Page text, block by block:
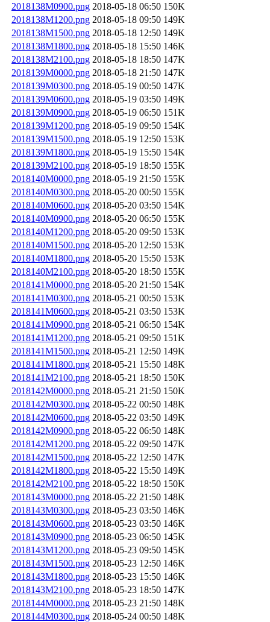
2018138M0900.png 2018-05-18 06:50 150K
2018138M1200.png 2018-05-18 09:50 149K
2018138M1500.png 2018-05-18 12:50 149K
2018138M1800.png 2018-05-18 15:50 146K
2018138M2100.png 2018-05-18 18:50 147K
2018139M0000.png 2018-05-18 21:50 147K
2018139M0300.png 2018-05-19 00:50 147K
2018139M0600.png 2018-05-19 03:50 149K
2018139M0900.png 2018-05-19 06:50 151K
2018139M1200.png 2018-05-19 09:50 154K
2018139M1500.png 2018-05-19 12:50 153K
2018139M1800.png 2018-05-19 15:50 154K
2018139M2100.png 2018-05-19 18:50 155K
2018140M0000.png 2018-05-19 21:50 155K
2018140M0300.png 2018-05-20 00:50 155K
2018140M0600.png 2018-05-20 03:50 154K
2018140M0900.png 2018-05-20 06:50 155K
2018140M1200.png 2018-05-20 09:50 153K
2018140M1500.png 2018-05-20 12:50 153K
2018140M1800.png 2018-05-20 15:50 153K
2018140M2100.png 2018-05-20 18:50 155K
2018141M0000.png 2018-05-20 21:50 154K
2018141M0300.png 2018-05-21 00:50 153K
2018141M0600.png 2018-05-21 03:50 153K
2018141M0900.png 2018-05-21 06:50 154K
2018141M1200.png 2018-05-21 09:50 151K
2018141M1500.png 2018-05-21 12:50 149K
2018141M1800.png 2018-05-21 15:50 148K
2018141M2100.png 2018-05-21 18:50 150K
2018142M0000.png 2018-05-21 21:50 150K
2018142M0300.png 2018-05-22 00:50 148K
2018142M0600.png 2018-05-22 03:50 149K
2018142M0900.png 2018-05-22 06:50 148K
2018142M1200.png 2018-05-22 09:50 147K
2018142M1500.png 2018-05-22 12:50 147K
2018142M1800.png 2018-05-22 15:50 149K
2018142M2100.png 2018-05-22 18:50 150K
2018143M0000.png 2018-05-22 21:50 148K
2018143M0300.png 2018-05-23 03:50 146K
2018143M0600.png 2018-05-23 03:50 146K
2018143M0900.png 2018-05-23 06:50 145K
2018143M1200.png 2018-05-23 09:50 145K
2018143M1500.png 2018-05-23 12:50 146K
2018143M1800.png 2018-05-23 15:50 146K
2018143M2100.png 2018-05-23 18:50 147K
2018144M0000.png 2018-05-23 21:50 148K
2018144M0300.png 2018-05-24 00:50 148K